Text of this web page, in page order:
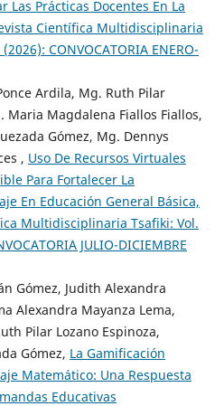
Las Prácticas Docentes En La
Científica Multidisciplinaria
CONVOCATORIA ENERO-
Ardila, Mg. Ruth Pilar
Maria Magdalena Fiallos Fiallos,
Gómez, Mg. Dennys
, Uso De Recursos Virtuales
Para Fortalecer La
En Educación General Básica,
Multidisciplinaria Tsafiki: Vol.
JULIO-DICIEMBRE
Gómez, Judith Alexandra
Alexandra Mayanza Lema,
Pilar Lozano Espinoza,
Gómez, La Gamificación
Matemático: Una Respuesta
Educativas